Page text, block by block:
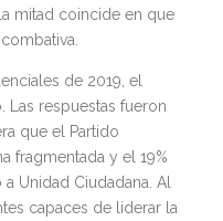
mitad coincide en que
de 2019, el
Las respuestas fueron
que el Partido
fragmentada y el 19%
Unidad Ciudadana. Al
capaces de liderar la